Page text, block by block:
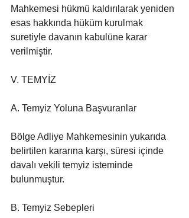
Mahkemesi hükmü kaldırılarak yeniden
esas hakkında hüküm kurulmak
suretiyle davanın kabulüne karar
verilmiştir.
V. TEMYİZ
A. Temyiz Yoluna Başvuranlar
Bölge Adliye Mahkemesinin yukarıda
belirtilen kararına karşı, süresi içinde
davalı vekili temyiz isteminde
bulunmuştur.
B. Temyiz Sebepleri